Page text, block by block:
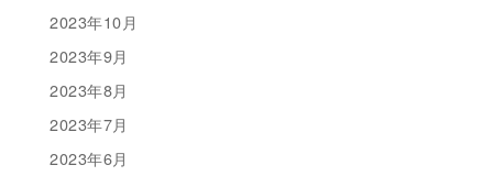
2023年10月
2023年9月
2023年8月
2023年7月
2023年6月